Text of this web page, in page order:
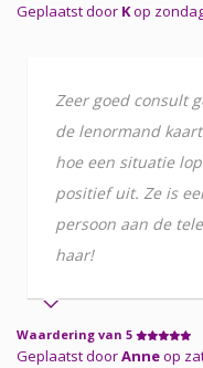
Geplaatst door Kop
Zeer goed consult
de lenormand
hoe een situatie
positief uit. Ze is
persoon aan de
haar!
Waardering van 5
Geplaatst doorAnneop